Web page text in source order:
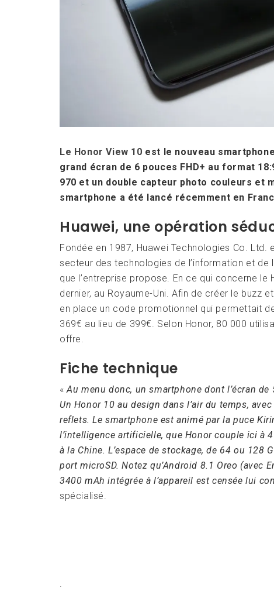
Le Honor View 10 est le nouveau
grand écran de 6 pouces FHD+ au format
970 et un double capteur photo couleurs et
smartphone a été lancé récemment en
Huawei, une opération
Fondée en 1987, Huawei Technologies Co.
secteur des technologies de l’information et de
que l’entreprise propose. En ce qui concerne
dernier, au Royaume-Uni. Afin de créer le buzz
en place un code promotionnel qui permettait
369€ au lieu de 399€. Selon Honor, 80 000
offre.
Fiche technique
«Au menu donc, un smartphone dont l’écran
Un Honor 10 au design dans l’air du temps,
reflets. Le smartphone est animé par la puce
l’intelligence artificielle, que Honor couple ici à
à la Chine. L’espace de stockage, de 64 ou 128
port microSD. Notez qu’Android 8.1 Oreo (avec
3400 mAh intégrée à l’appareil est censée lui
spécialisé.